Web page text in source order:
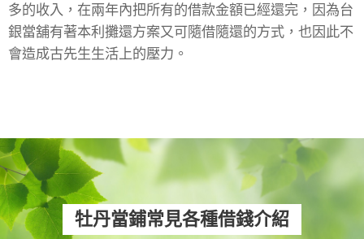
多的收入，在兩年內把所有的借款金額已經還完，因為台
銀當舖有著本利攤還方案又可隨借隨還的方式，也因此不
會造成古先生生活上的壓力。
牡丹當鋪常見各種借錢介紹